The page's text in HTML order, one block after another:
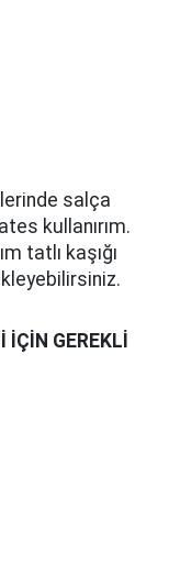
salça
kullanırım.
tatlı kaşığı
GEREKLİ